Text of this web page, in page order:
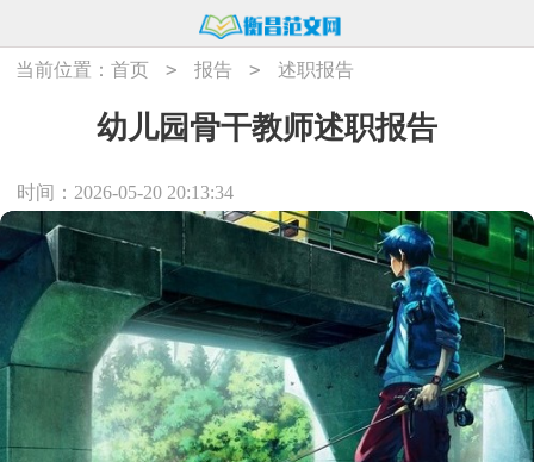
当前位置：首页 > 报告 > 述职报告
幼儿园骨干教师述职报告
时间：2026-05-20 20:13:34